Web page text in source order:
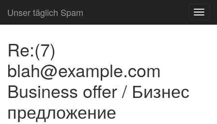
Unser täglich Spam
Re:(7)
blah@example.com
Business offer / Бизнес
предложение